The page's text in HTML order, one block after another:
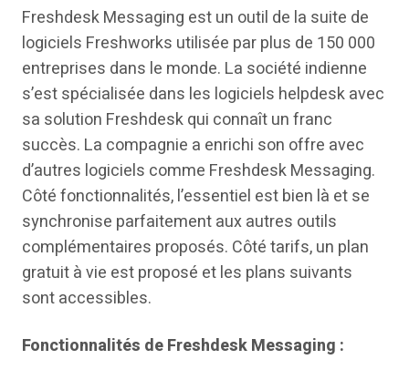
Freshdesk Messaging est un outil de la suite de
logiciels Freshworks utilisée par plus de 150 000
entreprises dans le monde. La société indienne
s’est spécialisée dans les logiciels helpdesk avec
sa solution Freshdesk qui connaît un franc
succès. La compagnie a enrichi son offre avec
d’autres logiciels comme Freshdesk Messaging.
Côté fonctionnalités, l’essentiel est bien là et se
synchronise parfaitement aux autres outils
complémentaires proposés. Côté tarifs, un plan
gratuit à vie est proposé et les plans suivants
sont accessibles.
Fonctionnalités de Freshdesk Messaging :